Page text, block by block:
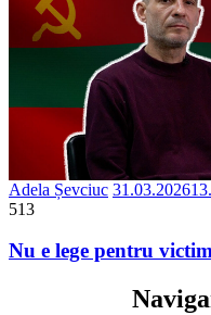
Adela Șevciuc 31.03.2026
513
Nu e lege pentru